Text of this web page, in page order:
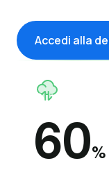
Accedi alla
60%